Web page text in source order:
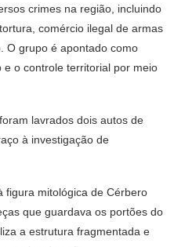
crimes na região, incluindo
comércio ilegal de armas
O grupo é apontado como
o controle territorial por meio
lavrados dois autos de
à investigação de
figura mitológica de Cérbero
que guardava os portões do
a estrutura fragmentada e